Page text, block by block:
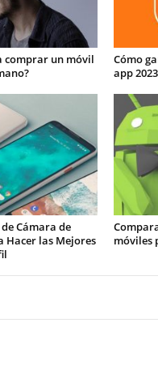
comprar un móvil
Cómo
app
Cámara de
Hacer las Mejores
móviles